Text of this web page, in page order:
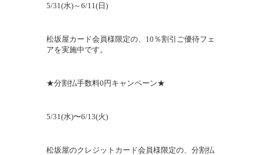
5/31(水)～ 6/11(日)
松坂屋カード会員様限定の、10％割引ご優待フェ
アを実施中です。
★分割払手数料0円キャンペーン★
5/31(水)〜6/13(火)
松坂屋のクレジットカード会員様限定の、分割払